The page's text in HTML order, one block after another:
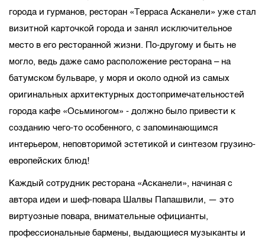
города и гурманов, ресторан «Терраса Асканели» уже стал
визитной карточкой города и занял исключительное
место в его ресторанной жизни. По-другому и быть не
могло, ведь даже само расположение ресторана – на
батумском бульваре, у моря и около одной из самых
оригинальных архитектурных достопримечательностей
города кафе «Осьминогом» - должно было привести к
созданию чего-то особенного, с запоминающимся
интерьером, неповторимой эстетикой и синтезом грузино-
европейских блюд!
Каждый сотрудник ресторана «Асканели», начиная с
автора идеи и шеф-повара Шалвы Папашвили, — это
виртуозные повара, внимательные официанты,
профессиональные бармены, выдающиеся музыканты и